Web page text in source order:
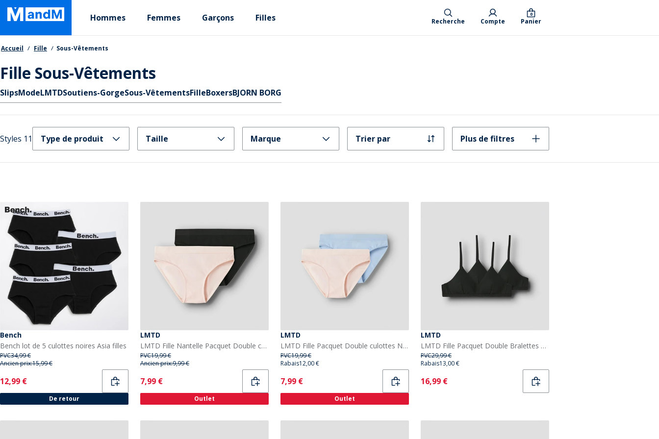
Skip
main
content
Primary departments
Hommes Femmes Garçons Filles Recherche Compte Panier
0
Fil d'Ariane
Accueil Fille Sous-Vêtements
Fille Sous-Vêtements
Liens rapides
SlipsModeLMTDSoutiens-GorgeSous-VêtementsFilleBoxersBJORN BORG
Styles 11 Type de produit Taille Marque Trier par Plus de filtres
Bench
Bench lot de 5 culottes noires Asia filles
PVC34,99 €
Ancien prix:15,99 €
Current
12,99 €
De retour
LMTD
LMTD Fille Nantelle Pacquet Double culottes Crystal Pink/Noir
PVC19,99 €
Ancien prix:9,99 €
Current
7,99 €
Outlet
LMTD
LMTD Fille Pacquet Double culottes Nantelle Crystal Pink/Bleu
PVC19,99 €
Rabais12,00 €
Current
7,99 €
Outlet
LMTD
LMTD Fille Pacquet Double Bralettes Nantelle Noir
PVC29,99 €
Rabais13,00 €
Current
16,99 €